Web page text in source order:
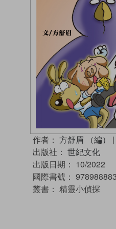
作者： 方舒眉 （編） |
出版社： 世紀文化
出版日期： 10/2022
國際書號：
叢書： 精靈小偵探